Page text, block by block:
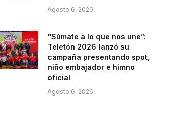
Agosto 6, 2026
“Súmate a lo que nos une”:
Teletón 2026 lanzó su
campaña presentando spot,
niño embajador e himno
oficial
Agosto 6, 2026